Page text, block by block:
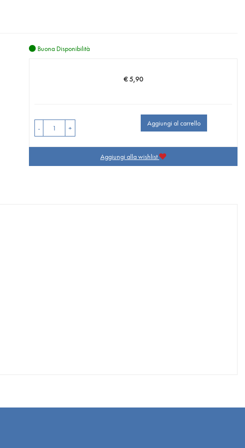
Buona Disponibilità
Prezzo
€ 5,90
- +
Aggiungi al carrello
Aggiungi alla wishlist